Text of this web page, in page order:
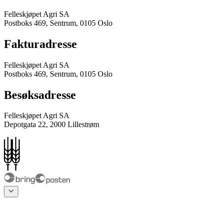
Felleskjøpet Agri SA
Postboks 469, Sentrum, 0105 Oslo
Fakturadresse
Felleskjøpet Agri SA
Postboks 469, Sentrum, 0105 Oslo
Besøksadresse
Felleskjøpet Agri SA
Depotgata 22, 2000 Lillestrøm